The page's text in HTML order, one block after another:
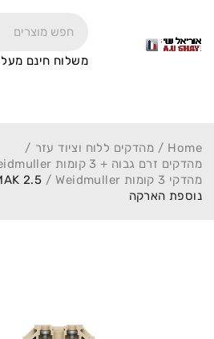
משלוח חינם מעל 400 ש"ח
Home
/ מהדקים ללוח וציוד עזר /
מהדקים זרם גבוה + 3 קומות Weidmuller
מהדקי 3 קומות Weidmuller
/
נוספת הארקה